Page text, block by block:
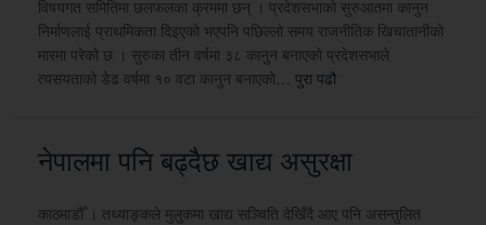
विषयगत समितिमा छलफलका क्रममा छन् । प्रदेशसभाको सुरुआतमा कानुन
निर्माणलाई प्राथमिकता दिइएको भएपनि पछिल्लो समय राजनीतिक खिचातानीको
मारमा परेको छ । सुरुका तीन वर्षमा ३८ कानुन बनाएको प्रदेशसभाले
त्यसयताको डेढ वर्षमा १० वटा कानुन बनाएको… पुरा पढौ
नेपालमा पनि बढ्दैछ खाद्य असुरक्षा
काठमाडौँ । तथ्याङ्कले मुलुकमा खाद्य सञ्चिति देखिँदै आए पनि असन्तुलित